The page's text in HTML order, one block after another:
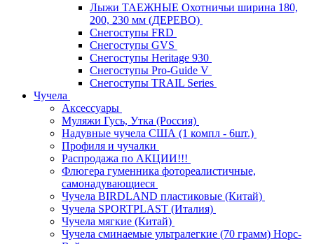
Лыжи ТАЕЖНЫЕ Охотничьи ширина 180,
200, 230 мм (ДЕРЕВО)
Снегоступы FRD
Снегоступы GVS
Снегоступы Heritage 930
Снегоступы Pro-Guide V
Снегоступы TRAIL Series
Чучела
Аксессуары
Муляжи Гусь, Утка (Россия)
Надувные чучела США (1 компл - 6шт.)
Профиля и чучалки
Распродажа по АКЦИИ!!!
Флюгера гуменника фотореалистичные,
самонадувающиеся
Чучела BIRDLAND пластиковые (Китай)
Чучела SPORTPLAST (Италия)
Чучела мягкие (Китай)
Чучела сминаемые ультралегкие (70 грамм) Норс-